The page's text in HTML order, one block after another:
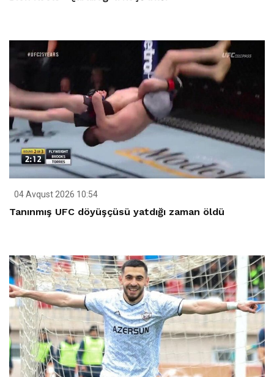
04 Avqust 2026 10:54
Tanınmış UFC döyüşçüsü yatdığı zaman öldü